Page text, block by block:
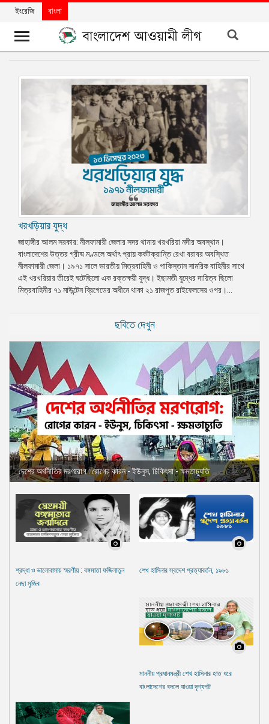
মতামত
উন্নয়নের
বাংলাদেশ
নিউজলেটার
প্রেস
রিলিজ
গ্যালারি
বিএনপি-
জামায়াত
সহিংসতা
সংগঠন
নির্বাচনী
ইশতেহার
ইংরেজি বাংলা
খরখড়িয়ার যুদ্ধ
জাহাঙ্গীর আলম সরকার: নীলফামারী জেলার সদর থানায় খরখরিয়া নদীর অবস্থান।
বাংলাদেশের উত্তর গ্রীষ্ম মণ্ডলে অর্থাৎ প্রায় কর্কটক্রান্তি রেখা বরাবর অবস্থিত
নীলফামারী জেলা। ১৯৭১ সালে ভারতীয় মিত্রবাহিনী ও পাকিস্তান সামরিক বাহিনীর সাথে
এই খরখরিয়ার তীরেই ঘটেছিলো এক রক্তক্ষয়ী যুদ্ধ। ইছামতী যুদ্ধের দায়িত্ব ছিলো
মিত্রবাহিনীর ৭১ মাউন্টেন ব্রিগেডের অধীনে থাকা ২১ রাজপুত রাইফেলসের ওপর।...
ছবিতে দেখুন
দেশের অর্থনীতির মরণরোগ : রোগের কারন - ইউনুস, চিকিৎসা - ক্ষমতাচ্যুতি
শ্রদ্ধা ও ভালোবাসায় স্মরণীয় : বঙ্গমাতা ফজিলাতুন
নেছা মুজিব
শেখ হাসিনার স্বদেশ প্রত্যাবর্তন, ১৯৮১
মাননীয় প্রধানমন্ত্রী শেখ হাসিনার হাত ধরে
বাংলাদেশের বদলে যাওয়া দৃশ্যপট